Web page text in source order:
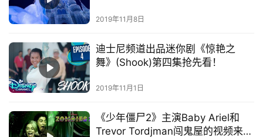
2019年11月8日
迪士尼频道出品迷你剧《惊艳之
舞》(Shook)第四集抢先看！
2019年11月1日
《少年僵尸2》主演Baby Ariel和
Trevor Tordjman闯鬼屋的视频来